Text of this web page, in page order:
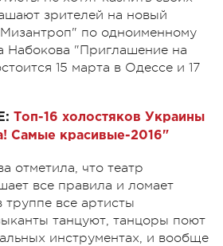
зрителей на новый
по одноименному
Набокова "Приглашение на
15 марта в Одессе и 17
Топ-16 холостяков Украины
Самые красивые-2016"
отметила, что театр
все правила и ломает
труппе все артисты
танцуют, танцоры поют
инструментах, и вообще